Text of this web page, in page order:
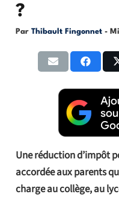
?
Par Thibault Fingonnet -
Une réduction d’impôt
accordée aux parents
charge au collège, au